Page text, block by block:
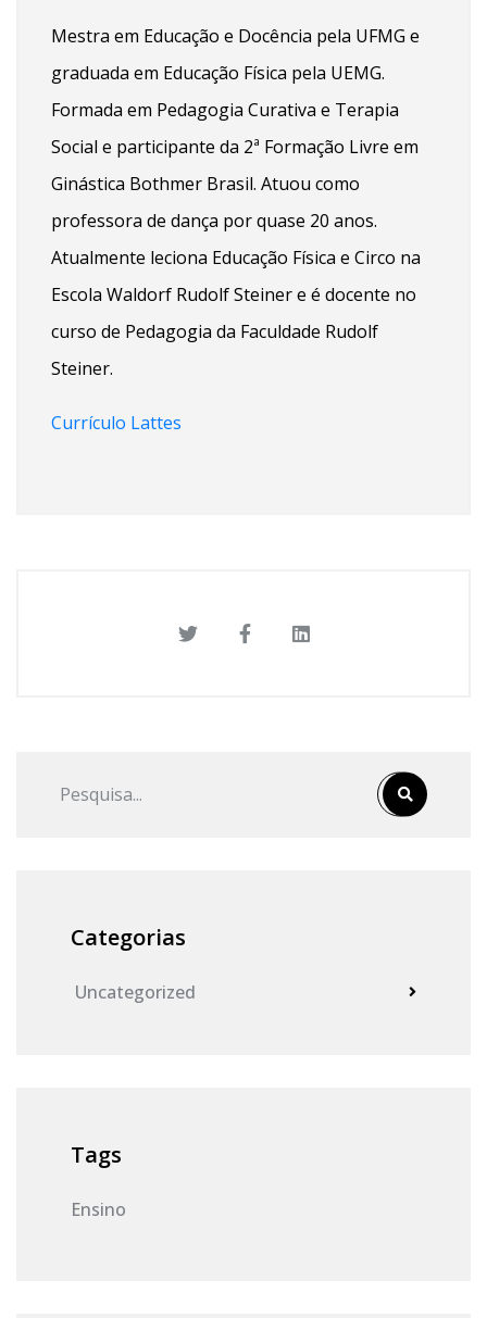
Mestra em Educação e Docência pela UFMG e
graduada em Educação Física pela UEMG.
Formada em Pedagogia Curativa e Terapia
Social e participante da 2ª Formação Livre em
Ginástica Bothmer Brasil. Atuou como
professora de dança por quase 20 anos.
Atualmente leciona Educação Física e Circo na
Escola Waldorf Rudolf Steiner e é docente no
curso de Pedagogia da Faculdade Rudolf
Steiner.
Currículo Lattes
Categorias
Uncategorized
Tags
Ensino